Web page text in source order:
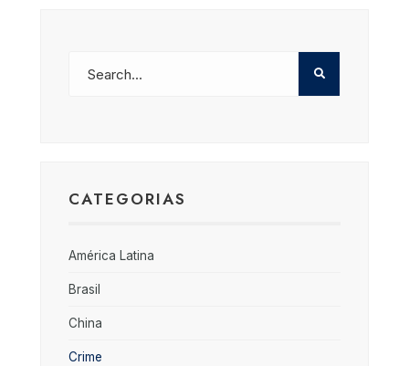
CATEGORIAS
América Latina
Brasil
China
Crime